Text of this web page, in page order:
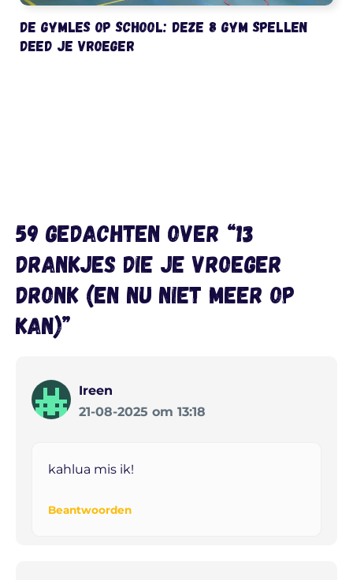
De gymles op school: deze 8 gym spellen
deed je vroeger
59 gedachten over “13
drankjes die je vroeger
dronk (en nu niet meer op
kan)”
Ireen
21-08-2025 om 13:18
kahlua mis ik!
Beantwoorden